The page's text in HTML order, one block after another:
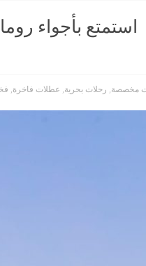
استمتع بأجواء
مخصصة, رحلات بحرية, عطلات فاخرة,